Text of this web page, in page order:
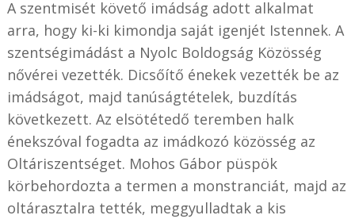
A szentmisét követő imádság adott alkalmat
arra, hogy ki-ki kimondja saját igenjét Istennek. A
szentségimádást a Nyolc Boldogság Közösség
nővérei vezették. Dicsőítő énekek vezették be az
imádságot, majd tanúságtételek, buzdítás
következett. Az elsötétedő teremben halk
énekszóval fogadta az imádkozó közösség az
Oltáriszentséget. Mohos Gábor püspök
körbehordozta a termen a monstranciát, majd az
oltárasztalra tették, meggyulladtak a kis